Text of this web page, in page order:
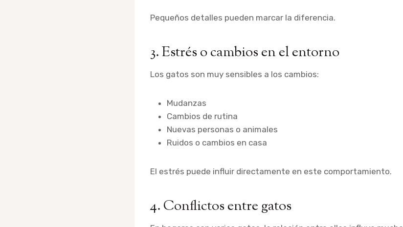
Pequeños detalles pueden marcar la diferencia.
3. Estrés o cambios en el entorno
Los gatos son muy sensibles a los cambios:
Mudanzas
Cambios de rutina
Nuevas personas o animales
Ruidos o cambios en casa
El estrés puede influir directamente en este comportamiento.
4. Conflictos entre gatos